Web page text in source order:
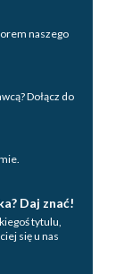
naszego
Dołącz do
Daj znać!
tytulu,
się u nas